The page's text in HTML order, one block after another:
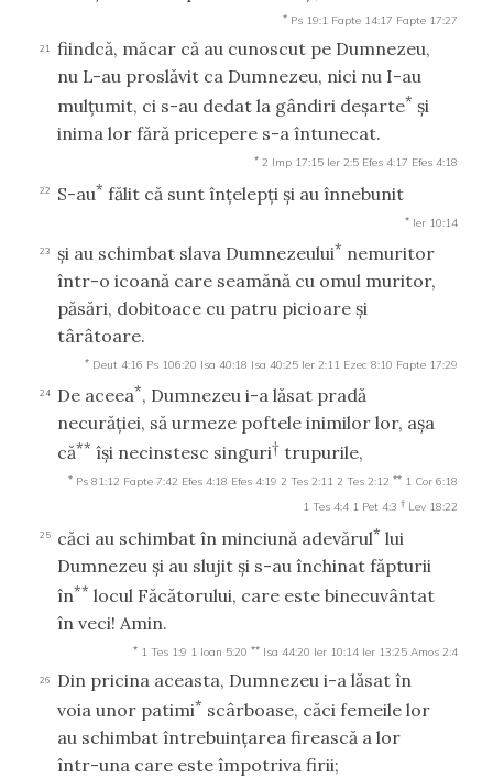
* Ps 19:1 Fapte 14:17 Fapte 17:27
21
fiindcă, măcar că au cunoscut pe Dumnezeu,
nu L-au proslăvit ca Dumnezeu, nici nu I-au
mulţumit, ci s-au dedat la gândiri deşarte* şi
inima lor fără pricepere s-a întunecat.
* 2 Imp 17:15 Ier 2:5 Efes 4:17 Efes 4:18
22 S-au* fălit că sunt înţelepţi şi au înnebunit
* Ier 10:14
23 şi au schimbat slava Dumnezeului* nemuritor
într-o icoană care seamănă cu omul muritor,
păsări, dobitoace cu patru picioare şi
târâtoare.
* Deut 4:16 Ps 106:20 Isa 40:18 Isa 40:25 Ier 2:11 Ezec 8:10 Fapte 17:29
24 De aceea*, Dumnezeu i-a lăsat pradă
necurăţiei, să urmeze poftele inimilor lor, aşa
că** îşi necinstesc singuri† trupurile,
* Ps 81:12 Fapte 7:42 Efes 4:18 Efes 4:19 2 Tes 2:11 2 Tes 2:12 ** 1 Cor 6:18
1 Tes 4:4 1 Pet 4:3 † Lev 18:22
25 căci au schimbat în minciună adevărul* lui
Dumnezeu şi au slujit şi s-au închinat făpturii
în** locul Făcătorului, care este binecuvântat
în veci! Amin.
* 1 Tes 1:9 1 Ioan 5:20 ** Isa 44:20 Ier 10:14 Ier 13:25 Amos 2:4
26
Din pricina aceasta, Dumnezeu i-a lăsat în
voia unor patimi* scârboase, căci femeile lor
au schimbat întrebuinţarea firească a lor
într-una care este împotriva firii;